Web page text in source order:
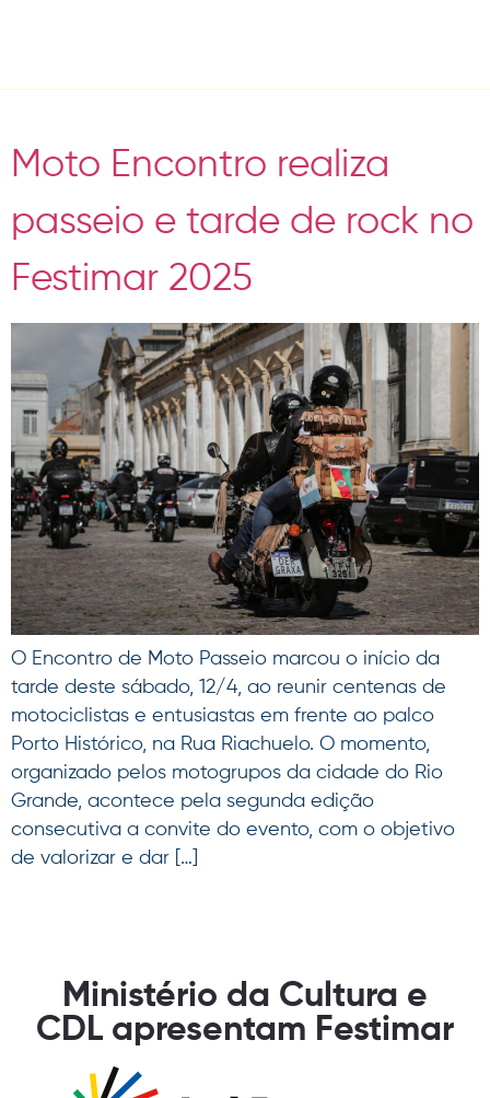
Tag:Moto Passeio
Moto Encontro realiza
passeio e tarde de rock no
Festimar 2025
O Encontro de Moto Passeio marcou o início da
tarde deste sábado, 12/4, ao reunir centenas de
motociclistas e entusiastas em frente ao palco
Porto Histórico, na Rua Riachuelo. O momento,
organizado pelos motogrupos da cidade do Rio
Grande, acontece pela segunda edição
consecutiva a convite do evento, com o objetivo
de valorizar e dar […]
Ministério da Cultura e
CDL apresentam Festimar